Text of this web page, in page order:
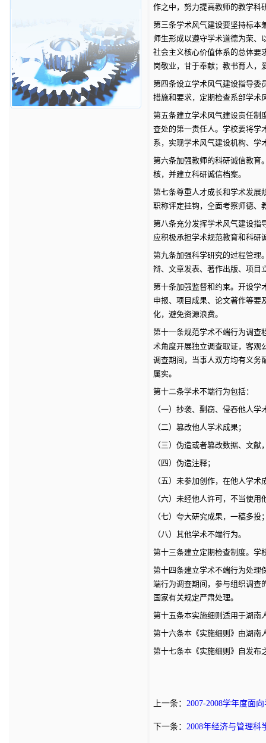
作之中，努力提高教师的教学科
第三条学术风气建设要坚持标本
师生形成以遵守学术道德为荣、
社会主义核心价值体系的总体要
岗敬业，甘于奉献；教书育人，
第四条设立学术风气建设指导委
措施和要求，定期检查系部学术
第五条建立学术风气建设责任制
查处的第一责任人。学校要将学
系，实现学术风气建设机构、学
第六条加强教师的科研诚信教育
核，并建立科研诚信档案。
第七条尊重人才成长和学术发展
职称评定挂钩，全面考察师德、
第八条充分发挥学术风气建设指
应积极承担学术规范教育和科研
第九条加强科学研究的过程管理
辩、文章发表、著作出版、项目
第十条加强监督和约束。开设学
申报、项目成果、论文著作等要
化，避免资源浪费。
第十一条规范学术不端行为调查
术角度开展独立调查取证，客观
调查期间，当事人双方均有义务
属实。
第十二条学术不端行为包括：
（一）抄袭、剽窃、侵吞他人学
（二）篡改他人学术成果；
（三）伪造或者篡改数据、文献
（四）伪造注释；
（五）未参加创作，在他人学术
（六）未经他人许可，不当使用
（七）夸大研究成果，一稿多投
（八）其他学术不端行为。
第十三条建立定期检查制度。学
第十四条建立学术不端行为处理
端行为调查期间，参与组织调查
国家有关规定严肃处理。
第十五条本实施细则适用于湖南
第十六条本《实施细则》由湖南
第十七条本《实施细则》自发布
上一条： 2007-2008学年度面
下一条： 2008年经济与管理科